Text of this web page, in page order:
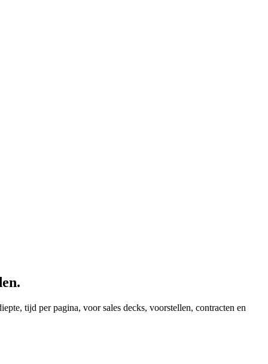
tijd per pagina, voor sales decks, voorstellen, contracten en